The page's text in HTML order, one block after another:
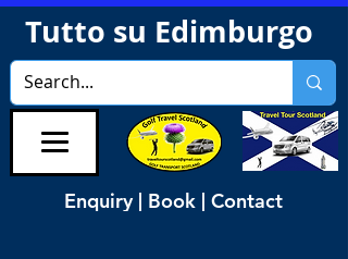
Tutto su Edimburgo
Enquiry | Book | Contact